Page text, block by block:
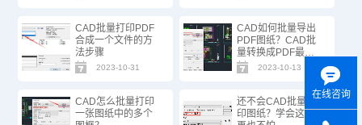
CAD批量打印PDF
合成一个文件的方
法步骤
2023-10-31
CAD如何批量导出
PDF图纸？CAD批
量转换成PDF最简
单方法2023-10-13
CAD怎么批量打印
一张图纸中的多个
还不会CAD批量打
印图纸？学会这招
在线咨询